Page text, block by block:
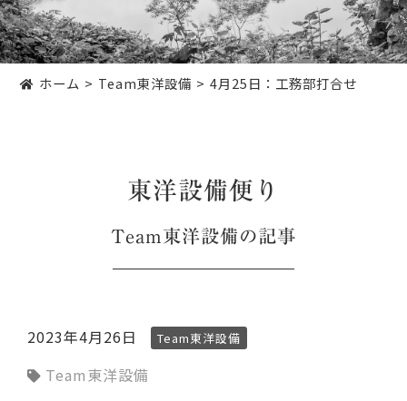
プ
ホーム Team東洋設備 4月25日：工務部打合せ
東洋設備便り
Team東洋設備 の記事
2023年4月26日 Team東洋設備
Team東洋設備